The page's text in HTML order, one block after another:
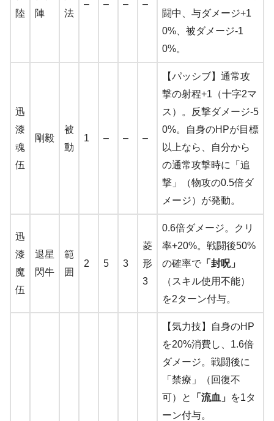
陸
陣
法
– – – –
闘中、与ダメージ+1
0%、被ダメージ-1
0%。
迅
漆
魂
伍
剛毅
被
動
1 – – –
【パッシブ】通常攻
撃の射程+1（十字2マ
ス）。反撃ダメージ-5
0%。自身のHPが目標
以上なら、自分から
の通常攻撃時に「追
撃」（物攻の0.5倍ダ
メージ）が発動。
迅
漆
魔
伍
退星
閃牛
範
囲
2 5 3
菱
形
3
0.6倍ダメージ。クリ
率+20%。戦闘後50%
の確率で 「封呪」
（スキル使用不能）
を2ターン付与。
【気力技】自身のHP
を20%消費し、1.6倍
ダメージ。戦闘後に
「禁療」（回復不
可）と
「流血」 を1タ
ーン付与。